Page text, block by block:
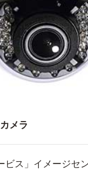
メラ
ビス」イメージセ